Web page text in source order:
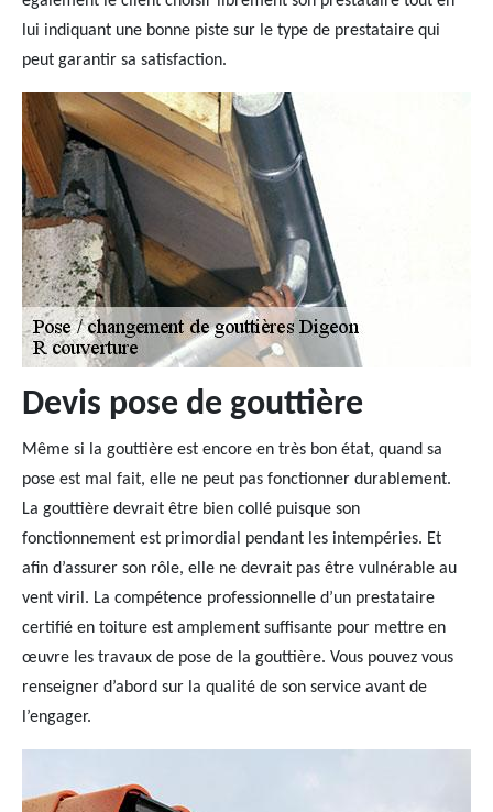
lui indiquant une bonne piste sur le type de prestataire qui
peut garantir sa satisfaction.
Devis pose de gouttière
Même si la gouttière est encore en très bon état, quand sa
pose est mal fait, elle ne peut pas fonctionner durablement.
La gouttière devrait être bien collé puisque son
fonctionnement est primordial pendant les intempéries. Et
afin d’assurer son rôle, elle ne devrait pas être vulnérable au
vent viril. La compétence professionnelle d’un prestataire
certifié en toiture est amplement suffisante pour mettre en
œuvre les travaux de pose de la gouttière. Vous pouvez vous
renseigner d’abord sur la qualité de son service avant de
l’engager.